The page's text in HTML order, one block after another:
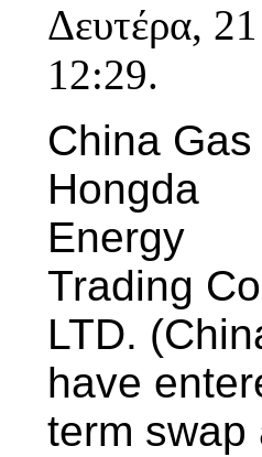
Δευτέρα,
12:29.
China Gas
Hongda
Energy
Trading
LTD.
have
term swap